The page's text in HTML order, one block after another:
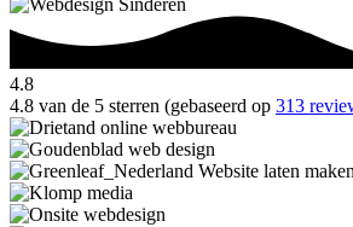
4.8
4.8 van de 5 sterren (gebaseerd op 313